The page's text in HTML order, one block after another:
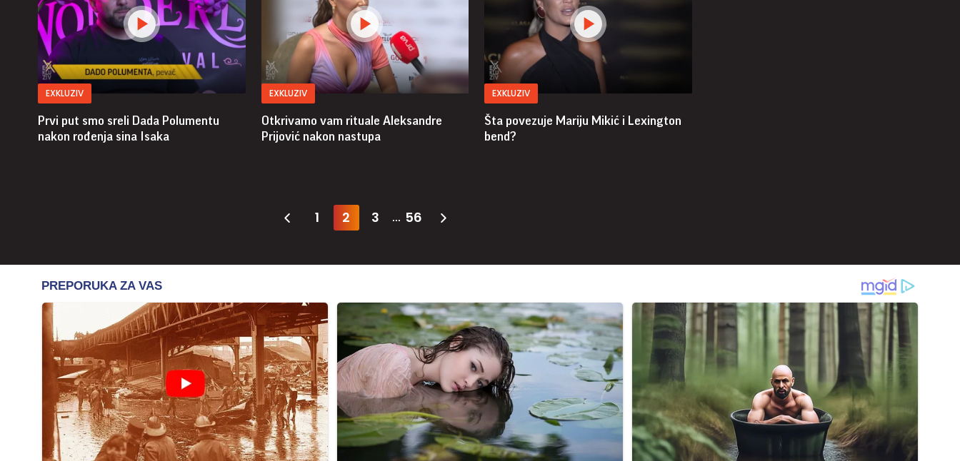
EXKLUZIV
Prvi put smo sreli Dada Polumentu
nakon rođenja sina Isaka
EXKLUZIV
Otkrivamo vam rituale Aleksandre
Prijović nakon nastupa
EXKLUZIV
Šta povezuje Mariju Mikić i Lexington
bend?
1 2 3 ... 56